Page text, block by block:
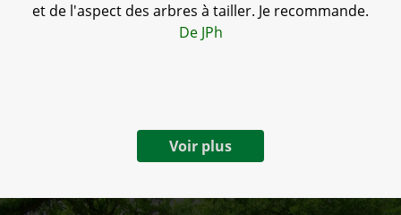
et de l'aspect des arbres à tailler. Je recommande.
De JPh
Voir plus